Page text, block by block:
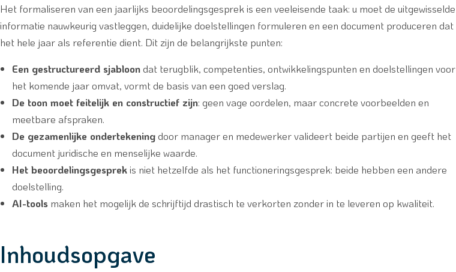
Het formaliseren van een jaarlijks beoordelingsgesprek is een veeleisende taak: u moet de uitgewisselde
informatie nauwkeurig vastleggen, duidelijke doelstellingen formuleren en een document produceren dat
het hele jaar als referentie dient. Dit zijn de belangrijkste punten:
Een gestructureerd sjabloondat terugblik, competenties, ontwikkelingspunten en doelstellingen voor
het komende jaar omvat, vormt de basis van een goed verslag.
De toon moet feitelijk en constructief zijn: geen vage oordelen, maar concrete voorbeelden en
meetbare afspraken.
De gezamenlijke ondertekeningdoor manager en medewerker valideert beide partijen en geeft het
document juridische en menselijke waarde.
Het beoordelingsgesprekis niet hetzelfde als het functioneringsgesprek: beide hebben een andere
doelstelling.
AI-tools maken het mogelijk de schrijftijd drastisch te verkorten zonder in te leveren op kwaliteit.
Inhoudsopgave